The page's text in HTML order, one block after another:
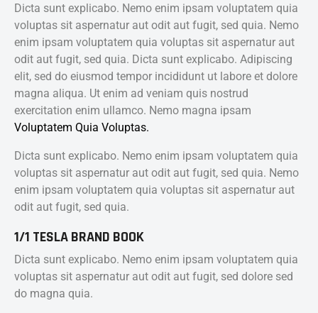
Dicta sunt explicabo. Nemo enim ipsam voluptatem quia
voluptas sit aspernatur aut odit aut fugit, sed quia. Nemo
enim ipsam voluptatem quia voluptas sit aspernatur aut
odit aut fugit, sed quia. Dicta sunt explicabo. Adipiscing
elit, sed do eiusmod tempor incididunt ut labore et dolore
magna aliqua. Ut enim ad veniam quis nostrud
exercitation enim ullamco. Nemo magna ipsam
Voluptatem Quia Voluptas.
Dicta sunt explicabo. Nemo enim ipsam voluptatem quia
voluptas sit aspernatur aut odit aut fugit, sed quia. Nemo
enim ipsam voluptatem quia voluptas sit aspernatur aut
odit aut fugit, sed quia.
1/1 TESLA BRAND BOOK
Dicta sunt explicabo. Nemo enim ipsam voluptatem quia
voluptas sit aspernatur aut odit aut fugit, sed dolore sed
do magna quia.